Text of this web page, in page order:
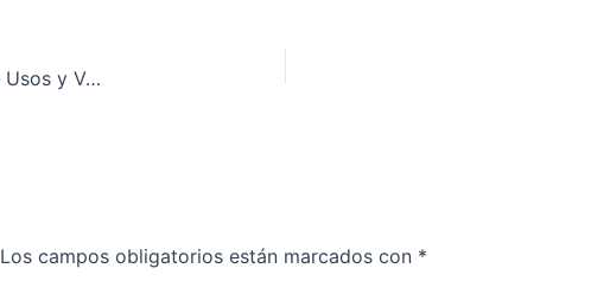
Acero Dúplex: Todo lo que Necesitas Saber sobre sus Usos y Ventajas
Los campos obligatorios están marcados con *